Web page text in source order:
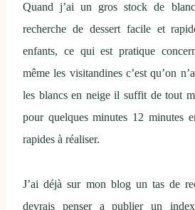
Quand j’ai un gros stock de
recherche de dessert facile et
enfants, ce qui est pratique
même les visitandines c’est qu’on
les blancs en neige il suffit de tout
pour quelques minutes 12 minutes
rapides à réaliser.
J’ai déjà sur mon blog un tas de
devrais penser a publier un